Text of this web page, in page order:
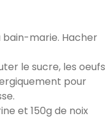
marie. Hacher
le sucre, les oeufs
pour
et 150g de noix